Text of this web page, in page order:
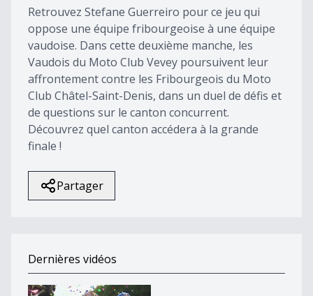
Retrouvez Stefane Guerreiro pour ce jeu qui
oppose une équipe fribourgeoise à une équipe
vaudoise. Dans cette deuxième manche, les
Vaudois du Moto Club Vevey poursuivent leur
affrontement contre les Fribourgeois du Moto
Club Châtel-Saint-Denis, dans un duel de défis et
de questions sur le canton concurrent.
Découvrez quel canton accédera à la grande
finale !
Partager
Dernières vidéos
Le Best of des finales 2022